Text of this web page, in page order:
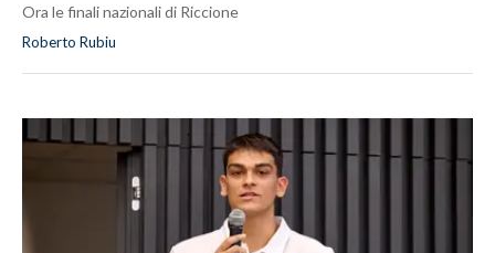
Ora le finali nazionali di Riccione
Roberto Rubiu